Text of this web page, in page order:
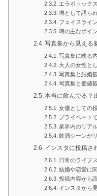
エラボトック
噂として語ら
フェイスライ
噂の主なポイ
写真集から見える
写真集に映る
大人の女性と
写真集と結婚
写真集と価値
本当に飲んでる？
女優としての
プライベート
業界内のリア
飲酒シーンが
インスタに投稿さ
日常のライフ
結婚や恋愛に
投稿内容から
インスタから